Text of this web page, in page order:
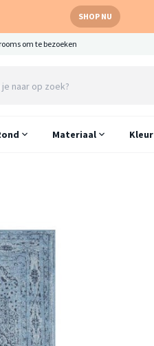
SHOP NU
om te bezoeken
Materiaal Kleur